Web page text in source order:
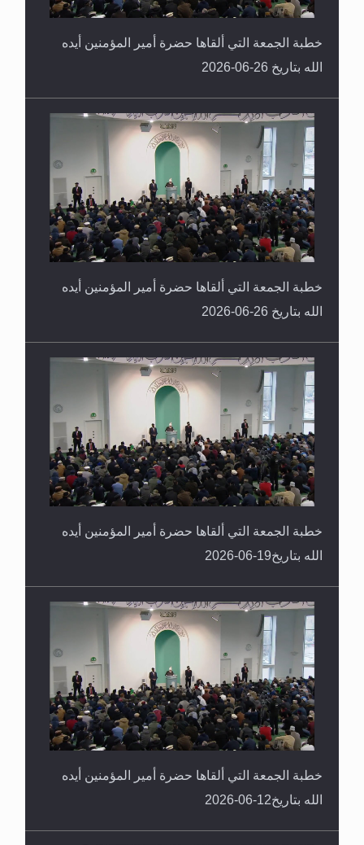
خطبة الجمعة التي ألقاها حضرة أمير المؤمنين أيده
الله بتاريخ 26-06-2026
خطبة الجمعة التي ألقاها حضرة أمير المؤمنين أيده
الله بتاريخ 26-06-2026
خطبة الجمعة التي ألقاها حضرة أمير المؤمنين أيده
الله بتاريخ19-06-2026
خطبة الجمعة التي ألقاها حضرة أمير المؤمنين أيده
الله بتاريخ12-06-2026